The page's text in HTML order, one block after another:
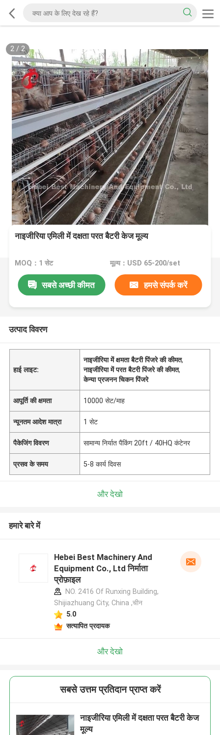
2/ 2
नाइजीरिया एमिली में दक्षता परत बैटरी केज मूल्य
MOQ：1 सेट मूल्य：USD 65-200/set
सबसे अच्छी कीमत हमसे संपर्क करें
उत्पाद विवरण
हाई लाइट:
नाइजीरिया में क्षमता बैटरी पिंजरे की कीमत,
नाइजीरिया में परत बैटरी पिंजरे की कीमत,
केन्या प्रजनन चिकन पिंजरे
आपूर्ति की क्षमता 10000 सेट/माह
न्यूनतम आदेश मात्रा 1 सेट
पैकेजिंग विवरण सामान्य निर्यात पैकिंग 20ft / 40HQ कंटेनर
प्रसव के समय 5-8 कार्य दिवस
और देखो
हमारे बारे में
Hebei Best Machinery And
Equipment Co., Ltd निर्माता
प्रोफ़ाइल
NO. 2416 Of Runxing Building,
Shijiazhuang City, China ,चीन
5.0
सत्यापित प्रदायक
और देखो
सबसे उत्तम प्रतिदान प्राप्त करें
नाइजीरिया एमिली में दक्षता परत बैटरी केज
मूल्य